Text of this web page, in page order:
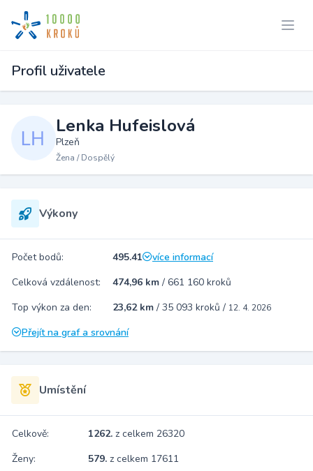
Profil uživatele
Lenka Hufeislová
Plzeň
Žena / Dospělý
Výkony
Počet bodů: 495.41
více informací
Celková vzdálenost:
474,96 km / 661 160 kroků
Top výkon za den:
23,62 km / 35 093 kroků / 12. 4. 2026
Přejít na graf a srovnání
Umístění
Celkově: 1262. z celkem 26320
Ženy:
579. z celkem 17611